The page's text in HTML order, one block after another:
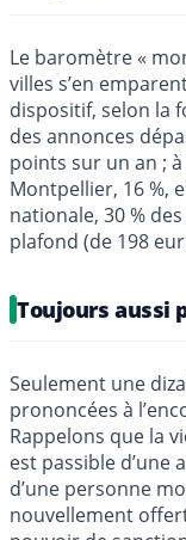
Le baromètre «
villes s’en
dispositif, selon la
des annonces
points sur un an ; à
Montpellier, 16 %,
nationale, 30 %
plafond (de 198
Toujours aussi
Seulement une
prononcées à
Rappelons que la
est passible d’une
d’une personne
nouvellement